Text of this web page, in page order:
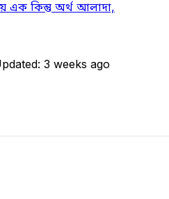
এক কিন্তু অর্থ আলাদা,
3 weeks ago